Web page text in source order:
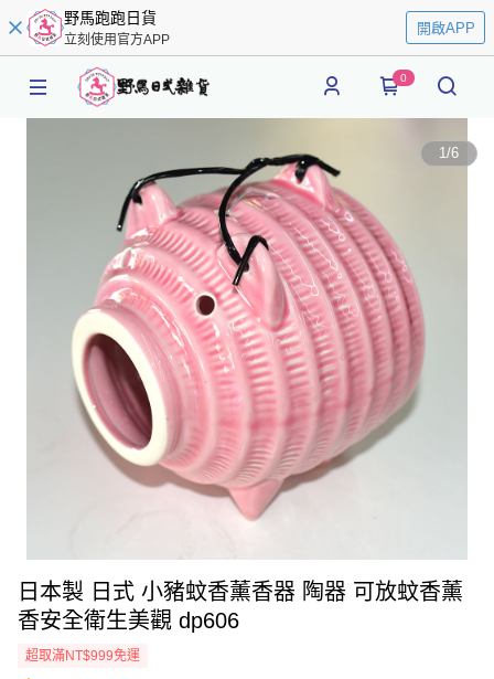
野馬跑跑日貨
立刻使用官方APP
開啟APP
0
1/6
日本製 日式 小豬蚊香薰香器 陶器 可放蚊香薰
香安全衛生美觀 dp606
超取滿NT$999免運